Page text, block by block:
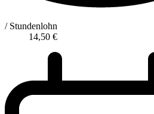
/ Stundenlohn
14,50 €